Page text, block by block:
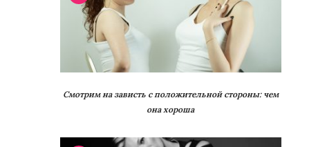
Смотрим на зависть с положительной стороны: чем
она хороша